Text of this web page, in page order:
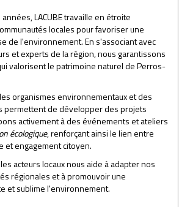
LACUBE travaille en étroite
locales pour favoriser une
de l'environnement. En s'associant avec
et experts de la région, nous garantissons
valorisent le patrimoine naturel de Perros-
organismes environnementaux et des
permettent de développer des projets
activement à des événements et ateliers
écologique, renforçant ainsi le lien entre
et engagement citoyen.
acteurs locaux nous aide à adapter nos
régionales et à promouvoir une
et sublime l'environnement.